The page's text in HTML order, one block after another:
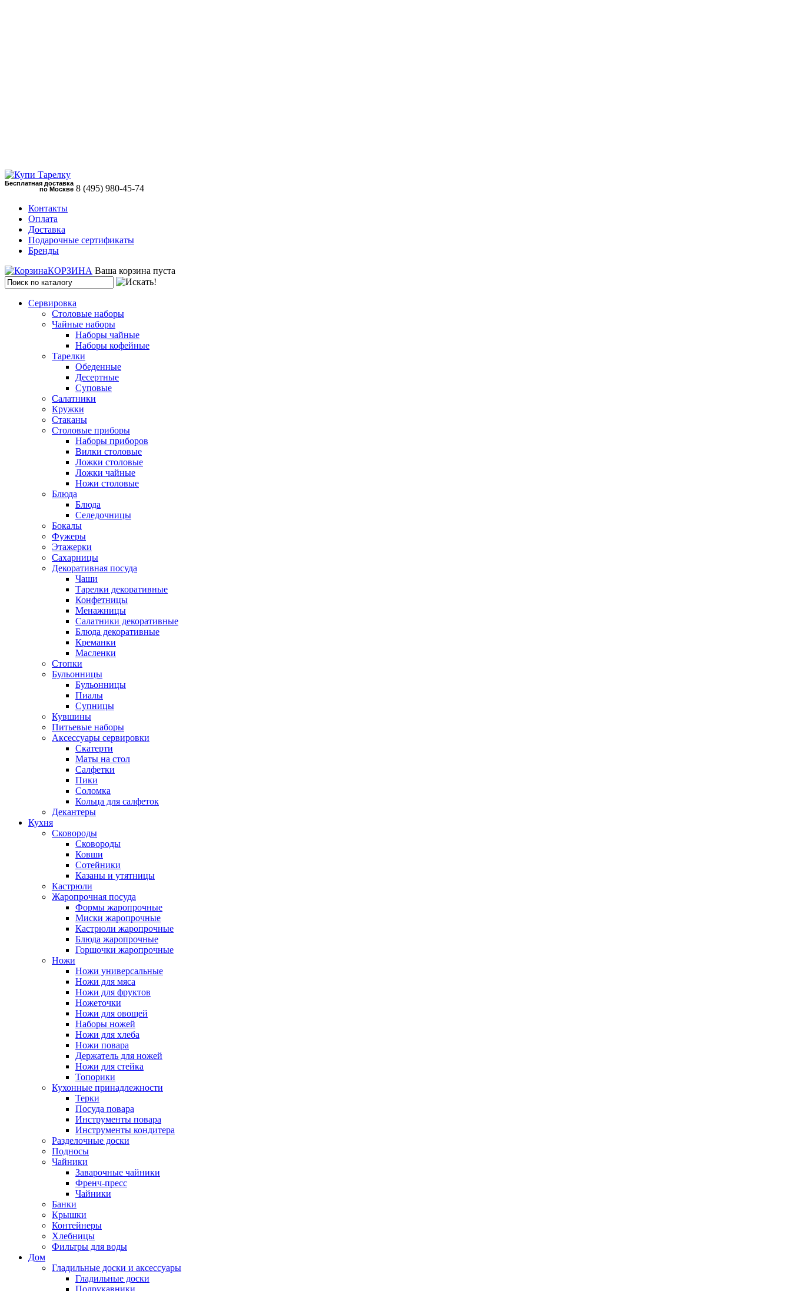
Бесплатная доставка
по Москве 8 (495) 980-45-74
Контакты
Оплата
Доставка
Подарочные сертификаты
Бренды
КОРЗИНА Ваша корзина пуста
Сервировка
Столовые наборы
Чайные наборы
Наборы чайные
Наборы кофейные
Тарелки
Обеденные
Десертные
Суповые
Салатники
Кружки
Стаканы
Столовые приборы
Наборы приборов
Вилки столовые
Ложки столовые
Ложки чайные
Ножи столовые
Блюда
Блюда
Селедочницы
Бокалы
Фужеры
Этажерки
Сахарницы
Декоративная посуда
Чаши
Тарелки декоративные
Конфетницы
Менажницы
Салатники декоративные
Блюда декоративные
Креманки
Масленки
Стопки
Бульонницы
Бульонницы
Пиалы
Супницы
Кувшины
Питьевые наборы
Аксессуары сервировки
Скатерти
Маты на стол
Салфетки
Пики
Соломка
Кольца для салфеток
Декантеры
Кухня
Сковороды
Сковороды
Ковши
Сотейники
Казаны и утятницы
Кастрюли
Жаропрочная посуда
Формы жаропрочные
Миски жаропрочные
Кастрюли жаропрочные
Блюда жаропрочные
Горшочки жаропрочные
Ножи
Ножи универсальные
Ножи для мяса
Ножи для фруктов
Ножеточки
Ножи для овощей
Наборы ножей
Ножи для хлеба
Ножи повара
Держатель для ножей
Ножи для стейка
Топорики
Кухонные принадлежности
Терки
Посуда повара
Инструменты повара
Инструменты кондитера
Разделочные доски
Подносы
Чайники
Заварочные чайники
Френч-пресс
Чайники
Банки
Крышки
Контейнеры
Хлебницы
Фильтры для воды
Дом
Гладильные доски и аксессуары
Гладильные доски
Подрукавники